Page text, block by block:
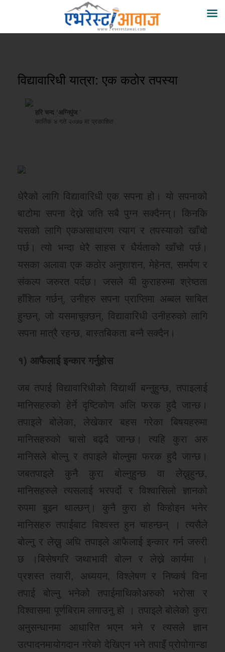
विद्यावारिधी यात्रा: एक कठोर तपस्या
हरि चन्द ‘अग्निपुंज ’
कार्तिक ४ गते २०७७ मा प्रकाशित
धेरैको लागि विद्यावारिधी एक सपना हो। यो सपनाको
बाटोमा सपना देख्ने जति सबै पुग्न सक्दैनन्। किनकि
यसको लागि एकअसाधारण त्याग र तपस्याको खाँचो
पर्छ। त्यो भन्दा धेरै साहस र धैर्यताको खाँचो पर्छ।
यसका अलावा एक कठोर अनुशाशन, मेहेनत, समर्पण र
संकल्प जरुरत पर्दछ। जसले यी कुराहरुमा श्रेष्ठता
हाँशिल गर्छन्, उनीहरु सपना प्राप्तिमा अब्बल साबित
हुन्छन्, जो यसमाचुक्छन्, विद्यावारिधी उनीहरुको लागि
सपना मात्रै रहन्छ, बास्तबिकता बन्नै सक्दैन।
१) आफैलाई इन्कार गर्नुहोस
जब तपाई विद्यावारिधीको विद्यार्थी बन्नुहुन्छ, तपाइलाई
मानिसहरुको हेर्ने दृष्टिकोण अलि फरक हुदै जान्छ।
तपाइले बोलेका, लेखेकार बहस गरेका बिषयहरुमा
मानिसहरुको चासो बढ्दै जान्छ। त्यहि कुरा अरु
मानिसले बोल्नु र तपाइले बोल्नुमा फरक हुदै जान्छ।
जबतपाइले कुनै कुरा बोल्नुहुन्छ वा लेख्नुहुन्छ,
मानिसहरुले त्यसलाई भरपर्दो र विश्वासिलो ज्ञानको
रुपमा बुझ्न थाल्छन्। कुनै कुरा हो किहोइन भनेर
मानिसहरु तपाईबाट बिश्वस्त हुन चाहन्छन् । त्यसैले
बोल्नु र लेख्नु अघि तपाइले आफैलाई इन्कार गर्न जरुरी
छ ।बिसेषगरि जथाभावी बोल्न र लेख्ने कार्यमा ।
प्रशस्त तयारी, अध्ययन, विश्लेषण र निष्कर्ष विना
तपाई बोल्नु भनेको तपाईमाथिकोअरुको भरोसा र
विश्वासमा पूर्णबिराम लगाउनु हो । तपाइले बोलेको कुरा
अनुसन्धानमा आधारित भएन भने र त्यसले ज्ञान
उत्पादनमायोगदान गरेको देखिएन भने तपाइँ प्रोपोगान्डा